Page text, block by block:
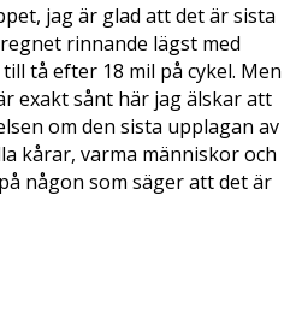
jag är glad att det är sista
rinnande lägst med
tå efter 18 mil på cykel. Men
exakt sånt här jag älskar att
om den sista upplagan av
kårar, varma människor och
någon som säger att det är